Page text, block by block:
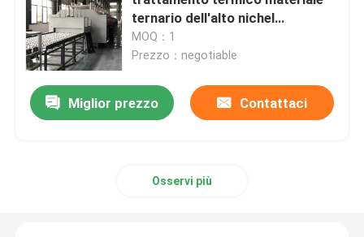
fornace della cinghia della maglia
Fornace a forma di scatola
ternario dell'alto nichel
dell'elettrodo dell'anodo e del
catodo della batteria al litio
MOQ：1
Prezzo：negotiable
Miglior prezzo Contattaci
Osservi più